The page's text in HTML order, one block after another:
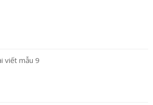
viết mẫu 9